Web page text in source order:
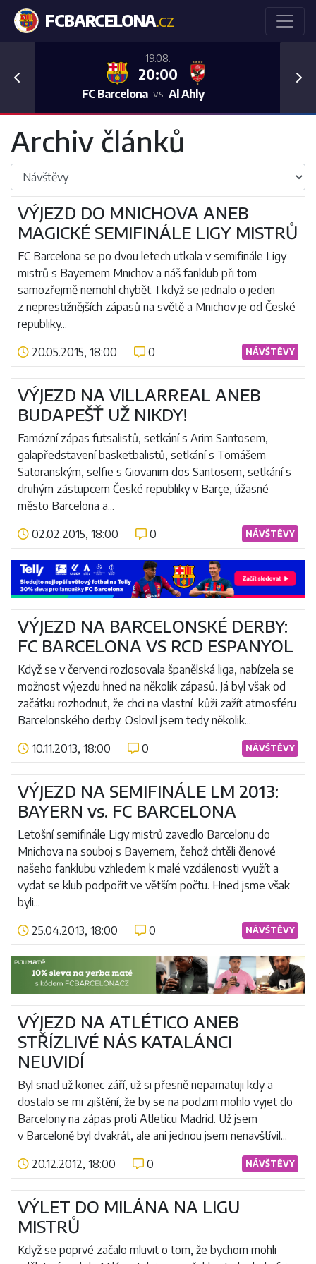
FCBARCELONA.CZ
19.08.
20:00
FC Barcelona vs Al Ahly
Previous
Archiv článků
VÝJEZD DO MNICHOVA ANEB
MAGICKÉ SEMIFINÁLE LIGY MISTRŮ
FC Barcelona se po dvou letech utkala v semifinále Ligy
mistrů s Bayernem Mnichov a náš fanklub při tom
samozřejmě nemohl chybět. I když se jednalo o jeden
z neprestižnějších zápasů na světě a Mnichov je od České
republiky...
20.05.2015, 18:00
0 NÁVŠTĚVY
Číst více
VÝJEZD NA VILLARREAL ANEB
BUDAPEŠŤ UŽ NIKDY!
Famózní zápas futsalistů, setkání s Arim Santosem,
galapředstavení basketbalistů, setkání s Tomášem
Satoranským, selfie s Giovanim dos Santosem, setkání s
druhým zástupcem České republiky v Barçe, úžasné
město Barcelona a...
02.02.2015, 18:00
0 NÁVŠTĚVY
Číst více
VÝJEZD NA BARCELONSKÉ DERBY:
FC BARCELONA VS RCD ESPANYOL
Když se v červenci rozlosovala španělská liga, nabízela se
možnost výjezdu hned na několik zápasů. Já byl však od
začátku rozhodnut, že chci na vlastní kůži zažít atmosféru
Barcelonského derby. Oslovil jsem tedy několik...
10.11.2013, 18:00
0 NÁVŠTĚVY
Číst více
VÝJEZD NA SEMIFINÁLE LM 2013:
BAYERN vs. FC BARCELONA
Letošní semifinále Ligy mistrů zavedlo Barcelonu do
Mnichova na souboj s Bayernem, čehož chtěli členové
našeho fanklubu vzhledem k malé vzdálenosti využít a
vydat se klub podpořit ve větším počtu. Hned jsme však
byli...
25.04.2013, 18:00
0 NÁVŠTĚVY
Číst více
VÝJEZD NA ATLÉTICO ANEB
STŘÍZLIVÉ NÁS KATALÁNCI
NEUVIDÍ
Byl snad už konec září, už si přesně nepamatuji kdy a
dostalo se mi zjištění, že by se na podzim mohlo vyjet do
Barcelony na zápas proti Atleticu Madrid. Už jsem
v Barceloně byl dvakrát, ale ani jednou jsem nenavštívil...
20.12.2012, 18:00
0 NÁVŠTĚVY
Číst více
VÝLET DO MILÁNA NA LIGU
MISTRŮ
Když se poprvé začalo mluvit o tom, že bychom mohli